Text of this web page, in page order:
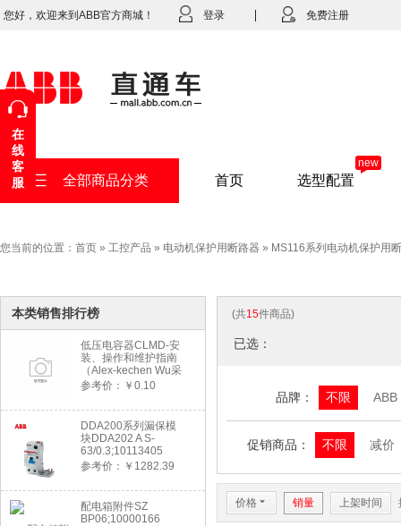
您好，欢迎来到ABB官方商城！ 登录 免费注册
全部商品分类 首页 选型配置
new
您当前的位置： 首页 » 工控产品 » 电动机保护用断路器 » MS116系列电动机保护用
本类销售排行榜
低压电容器CLMD-安
装、操作和维护指南
（Alex-kechen Wu采
购）-2022年版
参考价：￥0.10
DDA200系列漏保模
块DDA202 A S-
63/0.3;10113405
参考价：￥1282.39
配电箱附件SZ
BP06;10000166
(共15件商品)
已选：
品牌： 不限 ABB
促销商品： 不限 减价
价格 6 销量 上架时间
在
线
客
服